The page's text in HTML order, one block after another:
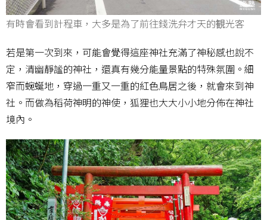
有時會看到計程車，大多是為了前往錢洗弁才天的観光客
若是第一次到來，可能會覺得這座神社充滿了神秘感也說不
定，清幽靜謐的神社，還真有幾分能量景點的特殊氛圍。細
窄而蜿蜒地，穿過一重又一重的紅色鳥居之後，就會來到神
社。而做為稻荷神明的神使，狐狸也大大小小地分佈在神社
境內。